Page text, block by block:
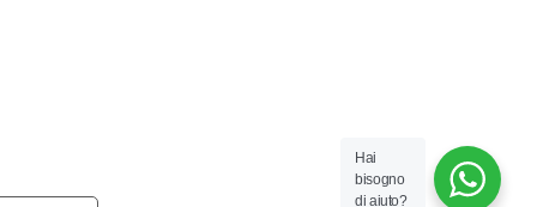
Hai
bisogno
di aiuto?